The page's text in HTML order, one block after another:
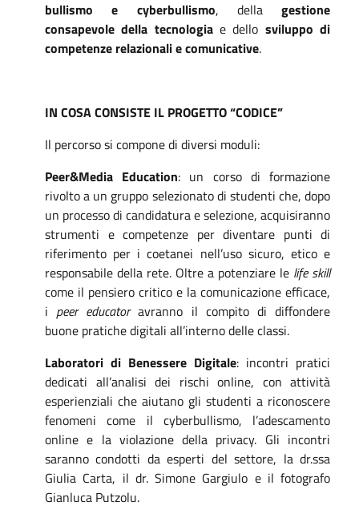
bullismo e cyberbullismo, della gestione
consapevole della tecnologiae dello sviluppo di
competenze relazionali e comunicative.
IN COSA CONSISTE IL PROGETTO “CODICE”
Il percorso si compone di diversi moduli:
Peer&Media Education: un corso di formazione
rivolto a un gruppo selezionato di studenti che, dopo
un processo di candidatura e selezione, acquisiranno
strumenti e competenze per diventare punti di
riferimento per i coetanei nell’uso sicuro, etico e
responsabile della rete. Oltre a potenziare le life skill
come il pensiero critico e la comunicazione efficace,
i peer educatoravranno il compito di diffondere
buone pratiche digitali all’interno delle classi.
Laboratori di Benessere Digitale: incontri pratici
dedicati all’analisi dei rischi online, con attività
esperienziali che aiutano gli studenti a riconoscere
fenomeni come il cyberbullismo, l’adescamento
online e la violazione della privacy. Gli incontri
saranno condotti da esperti del settore, la dr.ssa
Giulia Carta, il dr. Simone Gargiulo e il fotografo
Gianluca Putzolu.